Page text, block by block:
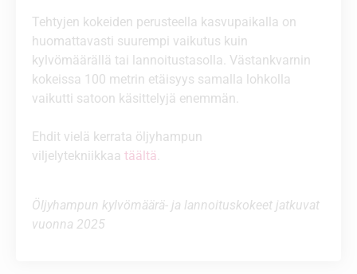
Tehtyjen kokeiden perusteella kasvupaikalla on
huomattavasti suurempi vaikutus kuin
kylvömäärällä tai lannoitustasolla. Västankvarnin
kokeissa 100 metrin etäisyys samalla lohkolla
vaikutti satoon käsittelyjä enemmän.
Ehdit vielä kerrata öljyhampun
viljelytekniikkaa täältä
Öljyhampun kylvömäärä- ja lannoituskokeet jatkuvat
vuonna 2025